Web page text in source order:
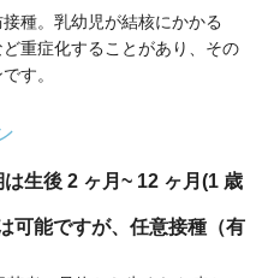
種。乳幼児が結核にかかる
重症化することがあり、その
す。
生後 2 ヶ月~ 12 ヶ月(1 歳
可能ですが、任意接種（有